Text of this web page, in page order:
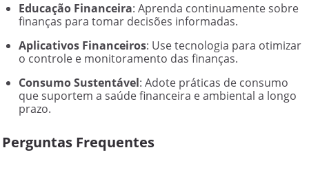
Educação Financeira: Aprenda continuamente sobre
finanças para tomar decisões informadas.
Aplicativos Financeiros: Use tecnologia para otimizar
o controle e monitoramento das finanças.
Consumo Sustentável: Adote práticas de consumo
que suportem a saúde financeira e ambiental a longo
prazo.
Perguntas Frequentes